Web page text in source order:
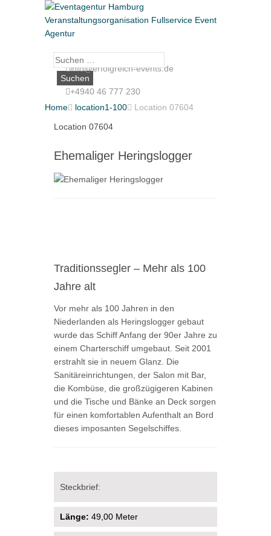
Suche
nach:info@erfolgreich-events.de
+4940 46 777 230
Home location1-100 Location 07604
Location 07604
Ehemaliger Heringslogger
Traditionssegler – Mehr als 100
Jahre alt
Vor mehr als 100 Jahren in den
Niederlanden als Heringslogger gebaut
wurde das Schiff Anfang der 90er Jahre zu
einem Charterschiff umgebaut. Seit 2001
erstrahlt sie in neuem Glanz. Die
Sanitäreinrichtungen, der Salon mit Bar,
die Kombüse, die großzügigeren Kabinen
und die Tische und Bänke an Deck sorgen
für einen komfortablen Aufenthalt an Bord
dieses imposanten Segelschiffes.
Steckbrief:
Länge: 49,00 Meter